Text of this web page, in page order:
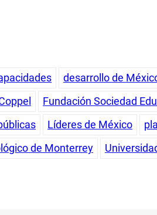
desarrollo de
Fundación Sociedad
Líderes de México
de Monterrey